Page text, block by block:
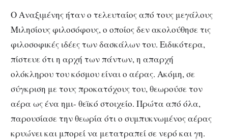
Ο Αναξιμένης ήταν ο τελευταίος από τους μεγάλους
Μιλησίους φιλοσόφους, ο οποίος δεν ακολούθησε τις
φιλοσοφικές ιδέες των δασκάλων του. Ειδικότερα,
πίστευε ότι η αρχή των πάντων, η απαρχή
ολόκληρου του κόσμου είναι ο αέρας. Ακόμη, σε
σύγκριση με τους προκατόχους του, θεωρούσε τον
αέρα ως ένα ημι- θεϊκό στοιχείο. Πρώτα από όλα,
παρουσίασε την θεωρία ότι ο συμπυκνωμένος αέρας
κρυώνει και μπορεί να μετατραπεί σε νερό και γη.